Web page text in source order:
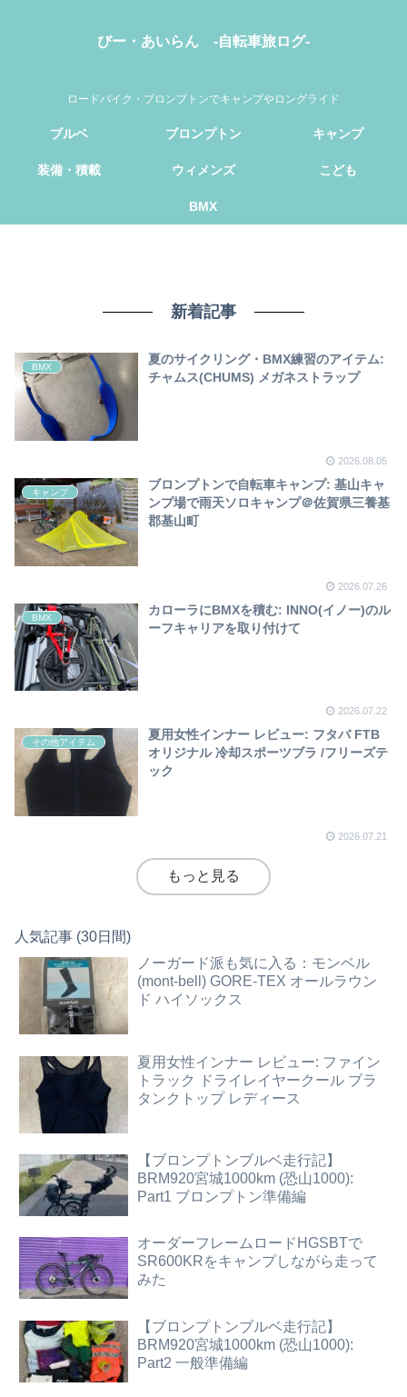
びー・あいらん -自転車旅ログ-
ロードバイク・ブロンプトンでキャンプやロングライド
ブルベ ブロンプトン キャンプ
装備・積載 ウィメンズ こども
BMX
新着記事
BMX
夏のサイクリング・BMX練習のアイテム:
チャムス(CHUMS) メガネストラップ
2026.08.05
キャンプ
ブロンプトンで自転車キャンプ: 基山キャ
ンプ場で雨天ソロキャンプ＠佐賀県三養基
郡基山町
2026.07.26
BMX
カローラにBMXを積む: INNO(イノー)のル
ーフキャリアを取り付けて
2026.07.22
その他アイテム
夏用女性インナー レビュー: フタバ FTB
オリジナル 冷却スポーツブラ /フリーズテ
ック
2026.07.21
もっと見る
人気記事 (30日間)
ノーガード派も気に入る：モンベル
(mont-bell) GORE-TEX オールラウン
ド ハイソックス
夏用女性インナー レビュー: ファイン
トラック ドライレイヤークール ブラ
タンクトップ レディース
【ブロンプトンブルベ走行記】
BRM920宮城1000km (恐山1000):
Part1 ブロンプトン準備編
オーダーフレームロードHGSBTで
SR600KRをキャンプしながら走って
みた
【ブロンプトンブルベ走行記】
BRM920宮城1000km (恐山1000):
Part2 一般準備編